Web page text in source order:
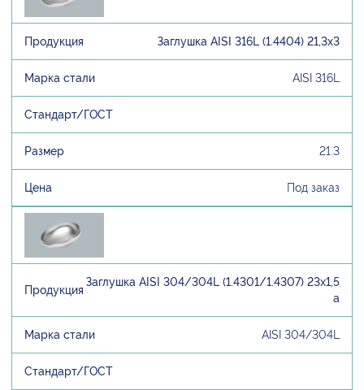
Заглушка AISI 316L (1.4404) 21,3х3
AISI 316L
21.3
Под заказ
Заглушка AISI 304/304L (1.4301/1.4307) 23х1,5
а
AISI 304/304L